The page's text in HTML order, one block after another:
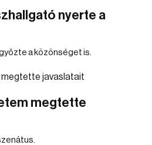
nyerte a
a közönséget is.
megtette